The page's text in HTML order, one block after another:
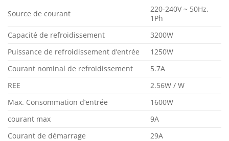
Source de courant
220-240V ~ 50Hz,
1Ph
Capacité de refroidissement
3200W
Puissance de refroidissement d’entrée
1250W
Courant nominal de refroidissement
5.7A
REE
2.56W / W
Max. Consommation d’entrée
1600W
courant max
9A
Courant de démarrage
29A